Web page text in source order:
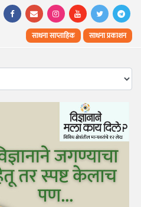
साधना साप्ताहिक साधना प्रकाशन